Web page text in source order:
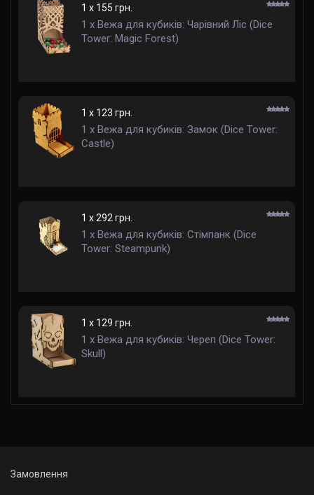
1 x 155 грн.
1 x Вежа для кубиків: Чарівний Ліс (Dice
Tower: Magic Forest)
1 x 123 грн.
1 x Вежа для кубиків: Замок (Dice Tower:
Castle)
1 x 292 грн.
1 x Вежа для кубиків: Стімпанк (Dice
Tower: Steampunk)
1 x 129 грн.
1 x Вежа для кубиків: Череп (Dice Tower:
Skull)
Замовлення